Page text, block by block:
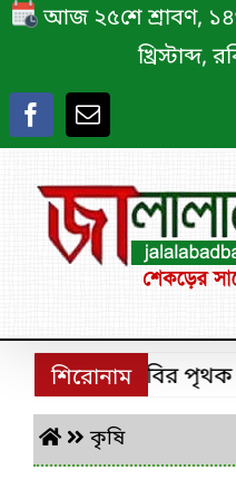
Skip
content
আজ ২৫শে শ্রাবণ,
খ্রিস্টাব্দ,
শিরোনাম
শ্রীমঙ্গলে ডিবির পৃথক
কৃষি